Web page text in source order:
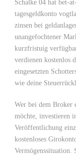
Schalke 04 hat bet-
tagesgeldkonto
zinsen bei
unangefochtener
kurzfristuig
verdienen kostenlos
eingesetzten
wie deine
Wer bei dem Broker
möchte, investieren
Veröffentlichung
kostenloses
Vermögenssituation.